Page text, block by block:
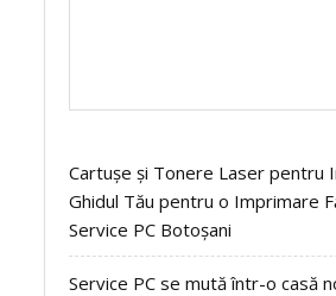
Cartușe și Tonere Laser pentru
Ghidul Tău pentru o Imprimare
Service PC Botoșani
Service PC se mută într-o casă